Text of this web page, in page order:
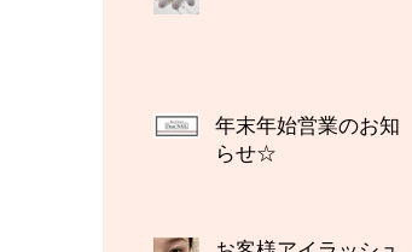
年末年始営業のお知
らせ☆